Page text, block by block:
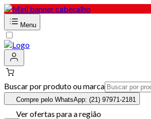
Menu
Buscar por produto ou marca
Compre pelo WhatsApp: (21) 97971-2181
Ver ofertas para a região